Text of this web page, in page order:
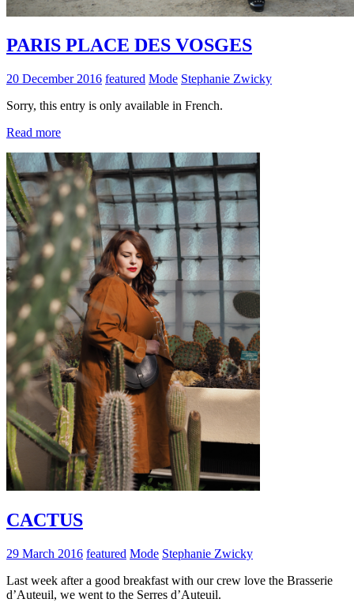
PARIS PLACE DES VOSGES
20 December 2016 featured Mode Stephanie Zwicky
Sorry, this entry is only available in French.
Read more
CACTUS
29 March 2016 featured Mode Stephanie Zwicky
Last week after a good breakfast with our crew love the Brasserie
d’Auteuil, we went to the Serres d’Auteuil.